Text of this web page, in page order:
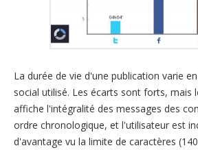
La durée de vie d'une publication varie
social utilisé. Les écarts sont forts, mais
affiche l'intégralité des messages des
ordre chronologique, et l'utilisateur est
d'avantage vu la limite de caractères